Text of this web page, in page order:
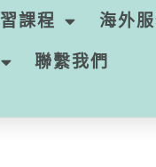
課程 海外
聯繫我們